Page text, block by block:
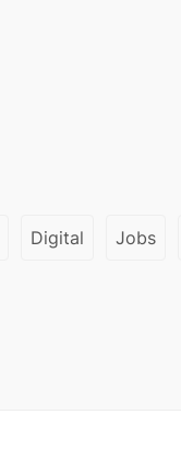
Digital Jobs